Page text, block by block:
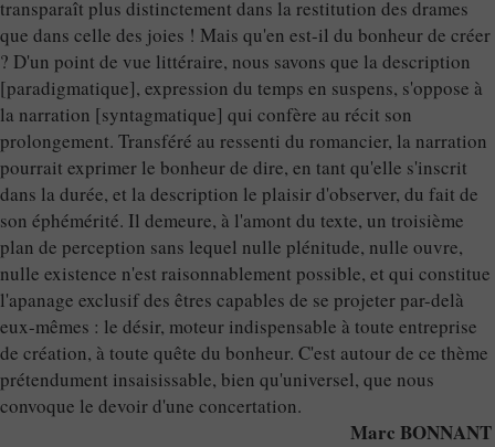
transparaît plus distinctement dans la restitution des drames
que dans celle des joies ! Mais qu'en est-il du bonheur de créer
? D'un point de vue littéraire, nous savons que la description
[paradigmatique], expression du temps en suspens, s'oppose à
la narration [syntagmatique] qui confère au récit son
prolongement. Transféré au ressenti du romancier, la narration
pourrait exprimer le bonheur de dire, en tant qu'elle s'inscrit
dans la durée, et la description le plaisir d'observer, du fait de
son éphémérité. Il demeure, à l'amont du texte, un troisième
plan de perception sans lequel nulle plénitude, nulle ouvre,
nulle existence n'est raisonnablement possible, et qui constitue
l'apanage exclusif des êtres capables de se projeter par-delà
eux-mêmes : le désir, moteur indispensable à toute entreprise
de création, à toute quête du bonheur. C'est autour de ce thème
prétendument insaisissable, bien qu'universel, que nous
convoque le devoir d'une concertation.
Marc BONNANT